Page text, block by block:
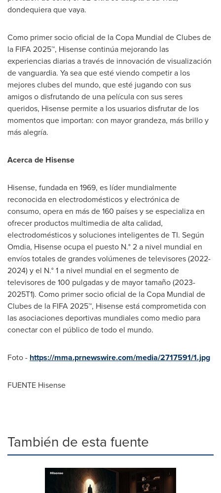
dondequiera que vaya.
Como primer socio oficial de la Copa Mundial de Clubes de
la FIFA 2025™, Hisense continúa mejorando las
experiencias diarias a través de innovación de visualización
de vanguardia. Ya sea que esté viendo competir a los
mejores clubes del mundo, que esté jugando con sus
amigos o disfrutando de una película con sus seres
queridos, Hisense permite a los usuarios disfrutar de los
momentos que importan: con mayor grandeza, más brillo y
más alegría.
Acerca de Hisense
Hisense, fundada en 1969, es líder mundialmente
reconocida en electrodomésticos y electrónica de
consumo, opera en más de 160 países y se especializa en
ofrecer productos multimedia de alta calidad,
electrodomésticos y soluciones inteligentes de TI. Según
Omdia, Hisense ocupa el puesto N.° 2 a nivel mundial en
envíos totales de grandes volúmenes de televisores (2022-
2024) y el N.° 1 a nivel mundial en el segmento de
televisores de 100 pulgadas y de mayor tamaño (2023-
2025T1). Como primer socio oficial de la Copa Mundial de
Clubes de la FIFA 2025™, Hisense está comprometida con
las asociaciones deportivas mundiales como medio para
conectar con el público de todo el mundo.
Foto - https://mma.prnewswire.com/media/2717591/1.jpg
FUENTE Hisense
También de esta fuente